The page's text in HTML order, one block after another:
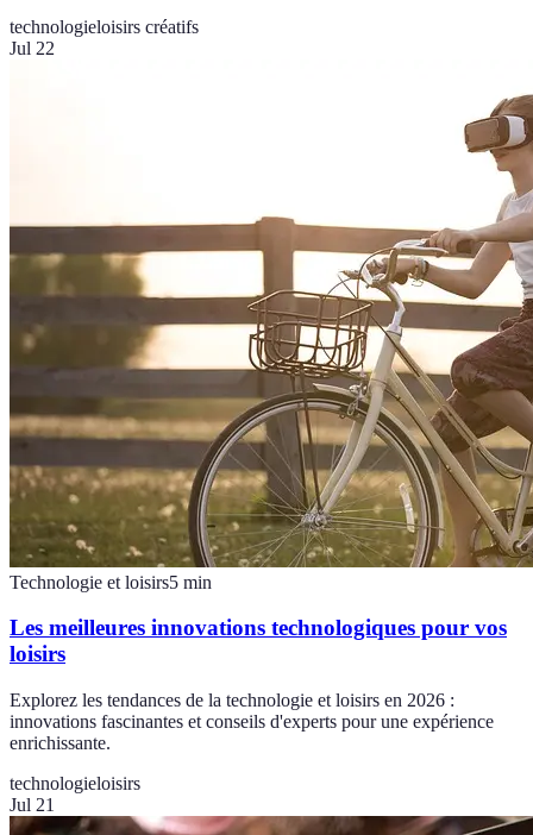
technologieloisirs créatifs
Jul 22
Technologie et loisirs5 min
Les meilleures innovations technologiques pour vos
loisirs
Explorez les tendances de la technologie et loisirs en 2026 :
innovations fascinantes et conseils d'experts pour une expérience
enrichissante.
technologieloisirs
Jul 21